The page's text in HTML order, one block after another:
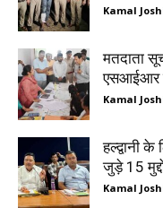
Kamal
मतदाता
एसआईआर
Kamal
हल्द्वानी
जुड़े 15
Kamal